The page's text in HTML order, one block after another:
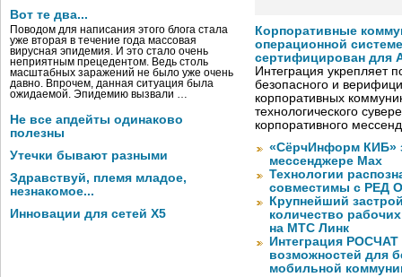
Вот те два...
Поводом для написания этого блога стала
уже вторая в течение года массовая
вирусная эпидемия. И это стало очень
неприятным прецедентом. Ведь столь
масштабных заражений не было уже очень
давно. Впрочем, данная ситуация была
ожидаемой. Эпидемию вызвали …
Не все апдейты одинаково
полезны
Утечки бывают разными
Здравствуй, племя младое,
незнакомое...
Инновации для сетей X5
Корпоративные
операционной
сертифицирован для
Интеграция укрепляет
безопасного и
корпоративных
технологического
корпоративного
«СёрчИнформ КИБ»
мессенджере Max
Технологии
совместимы с РЕД
Крупнейший
количество
на МТС Линк
Интеграция
возможностей для
мобильной